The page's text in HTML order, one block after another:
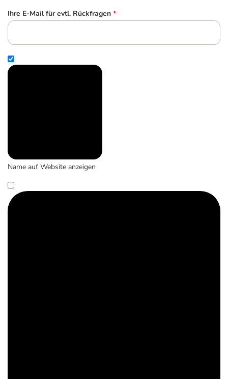
Ihre E-Mail für evtl. Rückfragen *
Name auf Website anzeigen